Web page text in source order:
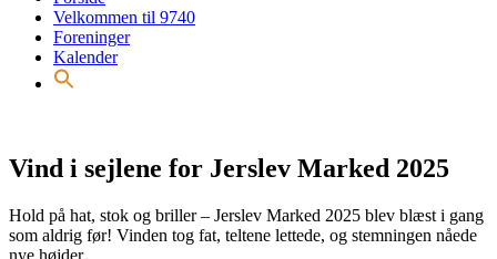
Velkommen til 9740
Foreninger
Kalender
Vind i sejlene for Jerslev Marked 2025
Hold på hat, stok og briller – Jerslev Marked 2025 blev blæst i gang
som aldrig før! Vinden tog fat, teltene lettede, og stemningen nåede